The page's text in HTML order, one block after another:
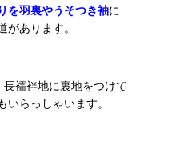
を羽裏やうそつき袖に
あります。
襦袢地に裏地をつけて
らっしゃいます。